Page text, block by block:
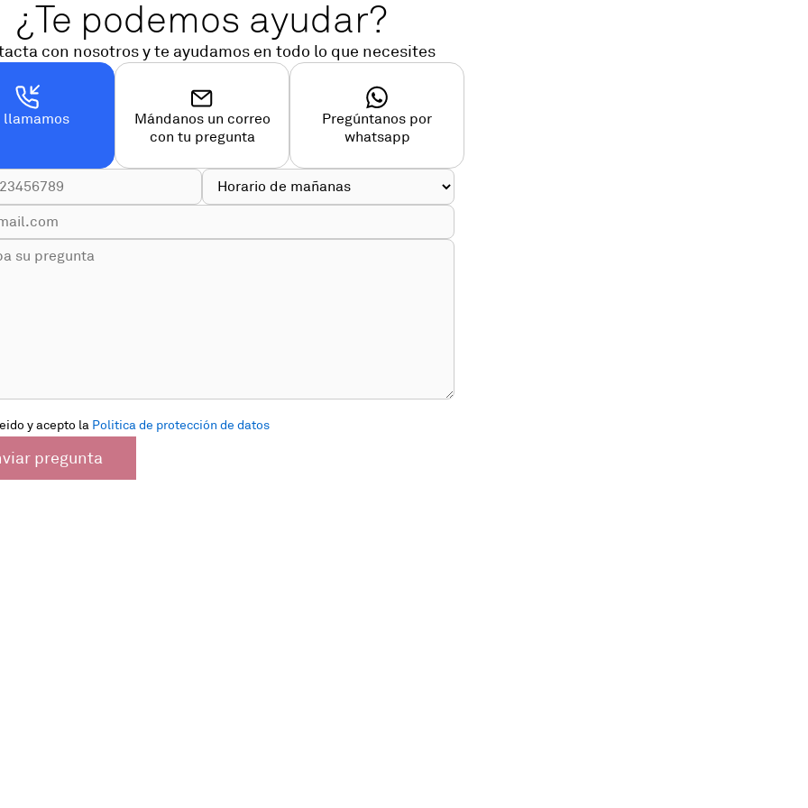
¿Te podemos ayudar?
con nosotros y te ayudamos en todo lo que necesites
llamamos
Mándanos un correo
con tu pregunta
Pregúntanos por
whatsapp
y acepto la Politica de protección de datos
pregunta